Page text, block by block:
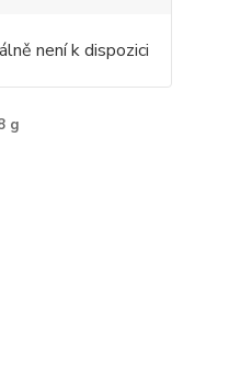
není k dispozici
g